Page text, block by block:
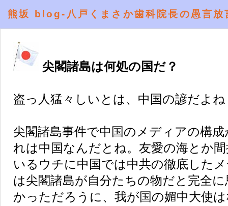
熊坂 blog-八戸くまさか歯科院長の愚言
尖閣諸島は何処の国だ？
盗っ人猛々しいとは、中国の諺だよ
尖閣諸島事件で中国のメディアの構
れは中国なんだとね。友愛の海とか
いるウチに中国では中共の徹底した
は尖閣諸島が自分たちの物だと完全
かっただろうに、我が国の媚中大使